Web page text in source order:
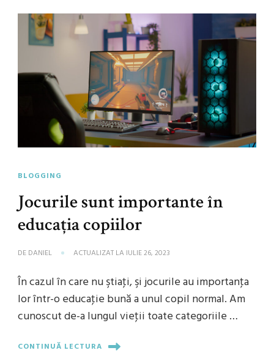
BLOGGING
Jocurile sunt importante în
educaţia copiilor
DE DANIEL ACTUALIZAT LA IULIE 26, 2023
În cazul în care nu ştiaţi, şi jocurile au importanţa
lor într-o educaţie bună a unul copil normal. Am
cunoscut de-a lungul vieţii toate categoriile …
CONTINUĂ LECTURA